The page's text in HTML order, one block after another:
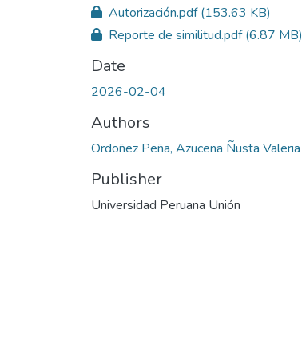
Autorización.pdf(153.63 KB)
Reporte de similitud.pdf(6.87 MB)
Date
2026-02-04
Authors
Ordoñez Peña, Azucena Ñusta Valeria
Publisher
Universidad Peruana Unión